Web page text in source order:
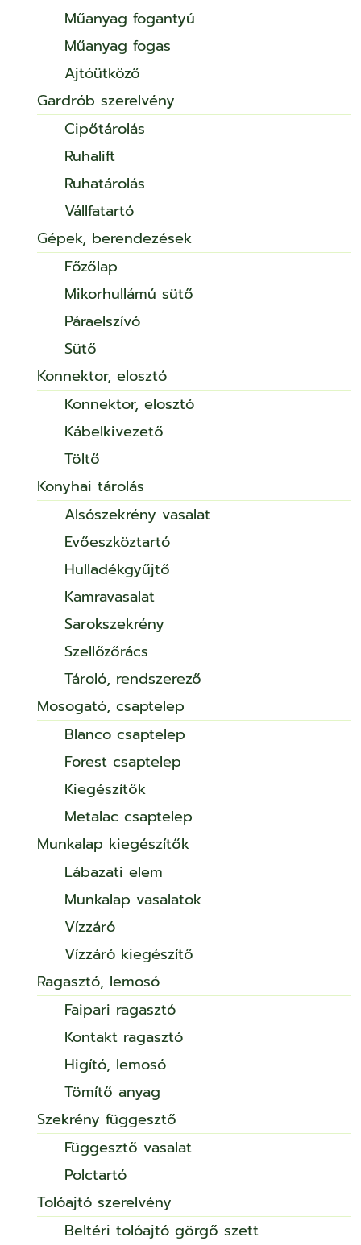
Műanyag fogantyú
Műanyag fogas
Ajtóütköző
Gardrób szerelvény
Cipőtárolás
Ruhalift
Ruhatárolás
Vállfatartó
Gépek, berendezések
Főzőlap
Mikorhullámú sütő
Páraelszívó
Sütő
Konnektor, elosztó
Konnektor, elosztó
Kábelkivezető
Töltő
Konyhai tárolás
Alsószekrény vasalat
Evőeszköztartó
Hulladékgyűjtő
Kamravasalat
Sarokszekrény
Szellőzőrács
Tároló, rendszerező
Mosogató, csaptelep
Blanco csaptelep
Forest csaptelep
Kiegészítők
Metalac csaptelep
Munkalap kiegészítők
Lábazati elem
Munkalap vasalatok
Vízzáró
Vízzáró kiegészítő
Ragasztó, lemosó
Faipari ragasztó
Kontakt ragasztó
Higító, lemosó
Tömítő anyag
Szekrény függesztő
Függesztő vasalat
Polctartó
Tolóajtó szerelvény
Beltéri tolóajtó görgő szett